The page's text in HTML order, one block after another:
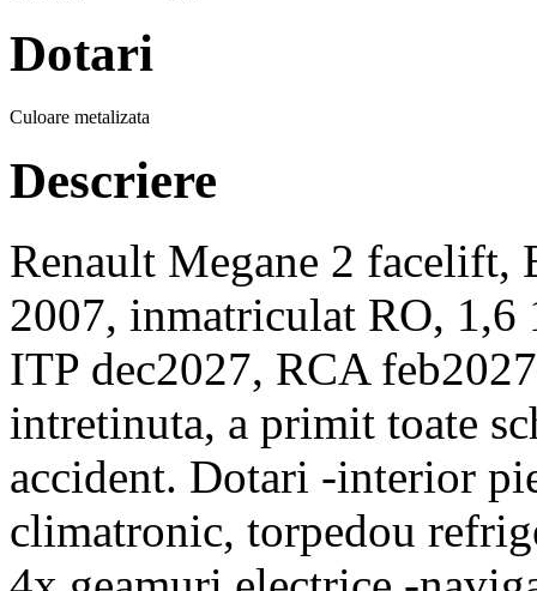
Dotari
Culoare metalizata
Descriere
Renault Megane 2 facelift,
2007, inmatriculat RO, 1,6
ITP dec2027, RCA
intretinuta, a primit toate
accident. Dotari -interior
climatronic, torpedou